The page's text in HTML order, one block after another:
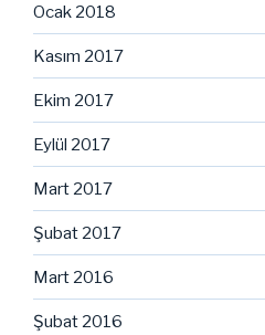
Ocak 2018
Kasım 2017
Ekim 2017
Eylül 2017
Mart 2017
Şubat 2017
Mart 2016
Şubat 2016